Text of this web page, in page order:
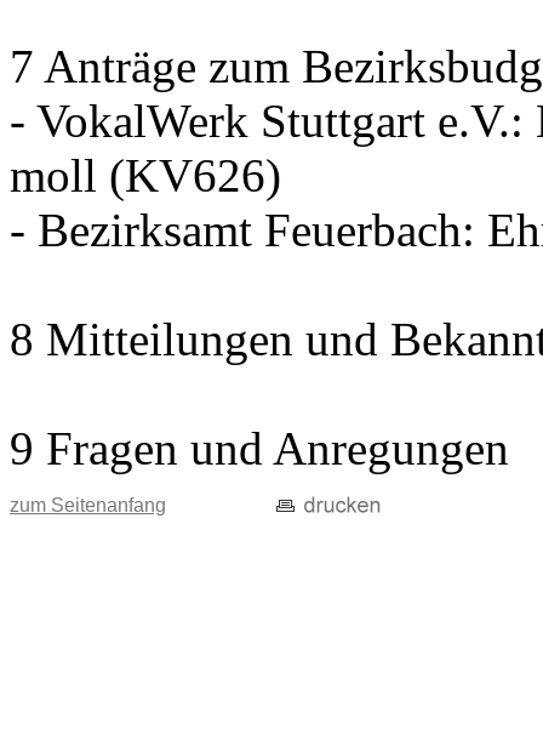
7 Anträge zum
- VokalWerk Stuttgart
moll (KV626)
- Bezirksamt Feuerbach:
8 Mitteilungen und
9 Fragen und Anregungen
zum Seitenanfang